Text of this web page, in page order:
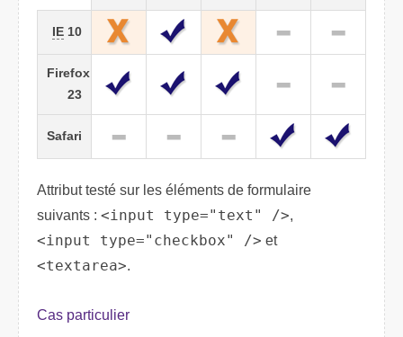
IE 10
Firefox
23
Safari
Attribut testé sur les éléments de formulaire
suivants : <input type="text" />,
<input type="checkbox" /> et
<textarea>.
Cas particulier